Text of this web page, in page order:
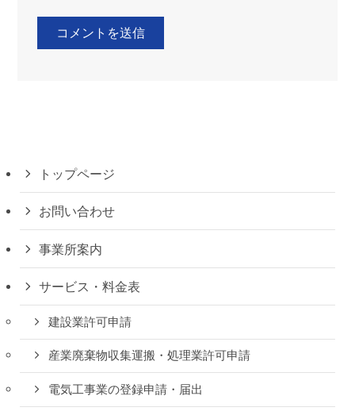
トップページ
お問い合わせ
事業所案内
サービス・料金表
建設業許可申請
産業廃棄物収集運搬・処理業許可申請
電気工事業の登録申請・届出